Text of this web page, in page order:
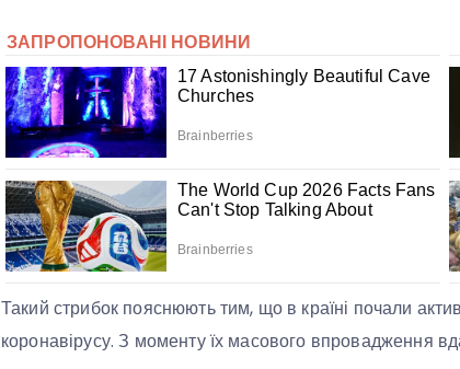
Такий стрибок пояснюють тим, що в країні почали
коронавірусу. З моменту їх масового впровадження